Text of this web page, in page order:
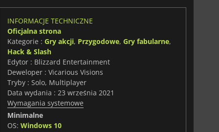
Pana Terroru deprawuje bohatera. Posługując
Pana Zniszczenia. Razem nic nie jest w stanie
władzy nad światem Sanktuarium.
może ocalić świat, a Ty możesz wybrać, kto nim
zarówno bronią, jak i magią.
wskrzeszać zmarłych
zdolny do zadawania i pochłaniania ogromnych
światła i lodu
INFORMACJE TECHNICZNE
Oficjalna strona
Kategorie : Gry akcji, Przygodowe, Gry fabularne,
Hack & Slash
Edytor : Blizzard Entertainment
Deweloper : Vicarious Visions
Tryby : Solo, Multiplayer
Data wydania : 23 września 2021
Wymagania systemowe
Minimalne
OS: Windows 10